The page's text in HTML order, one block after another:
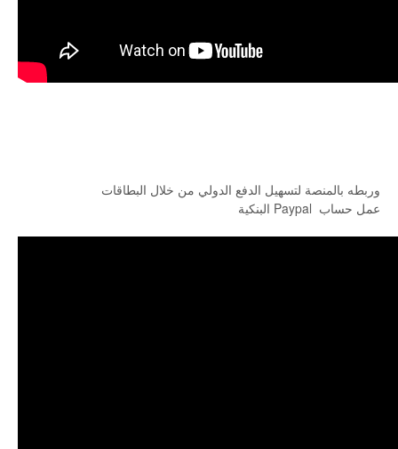
وربطه بالمنصة لتسهيل الدفع الدولي من خلال البطاقات
البنكية Paypal عمل حساب